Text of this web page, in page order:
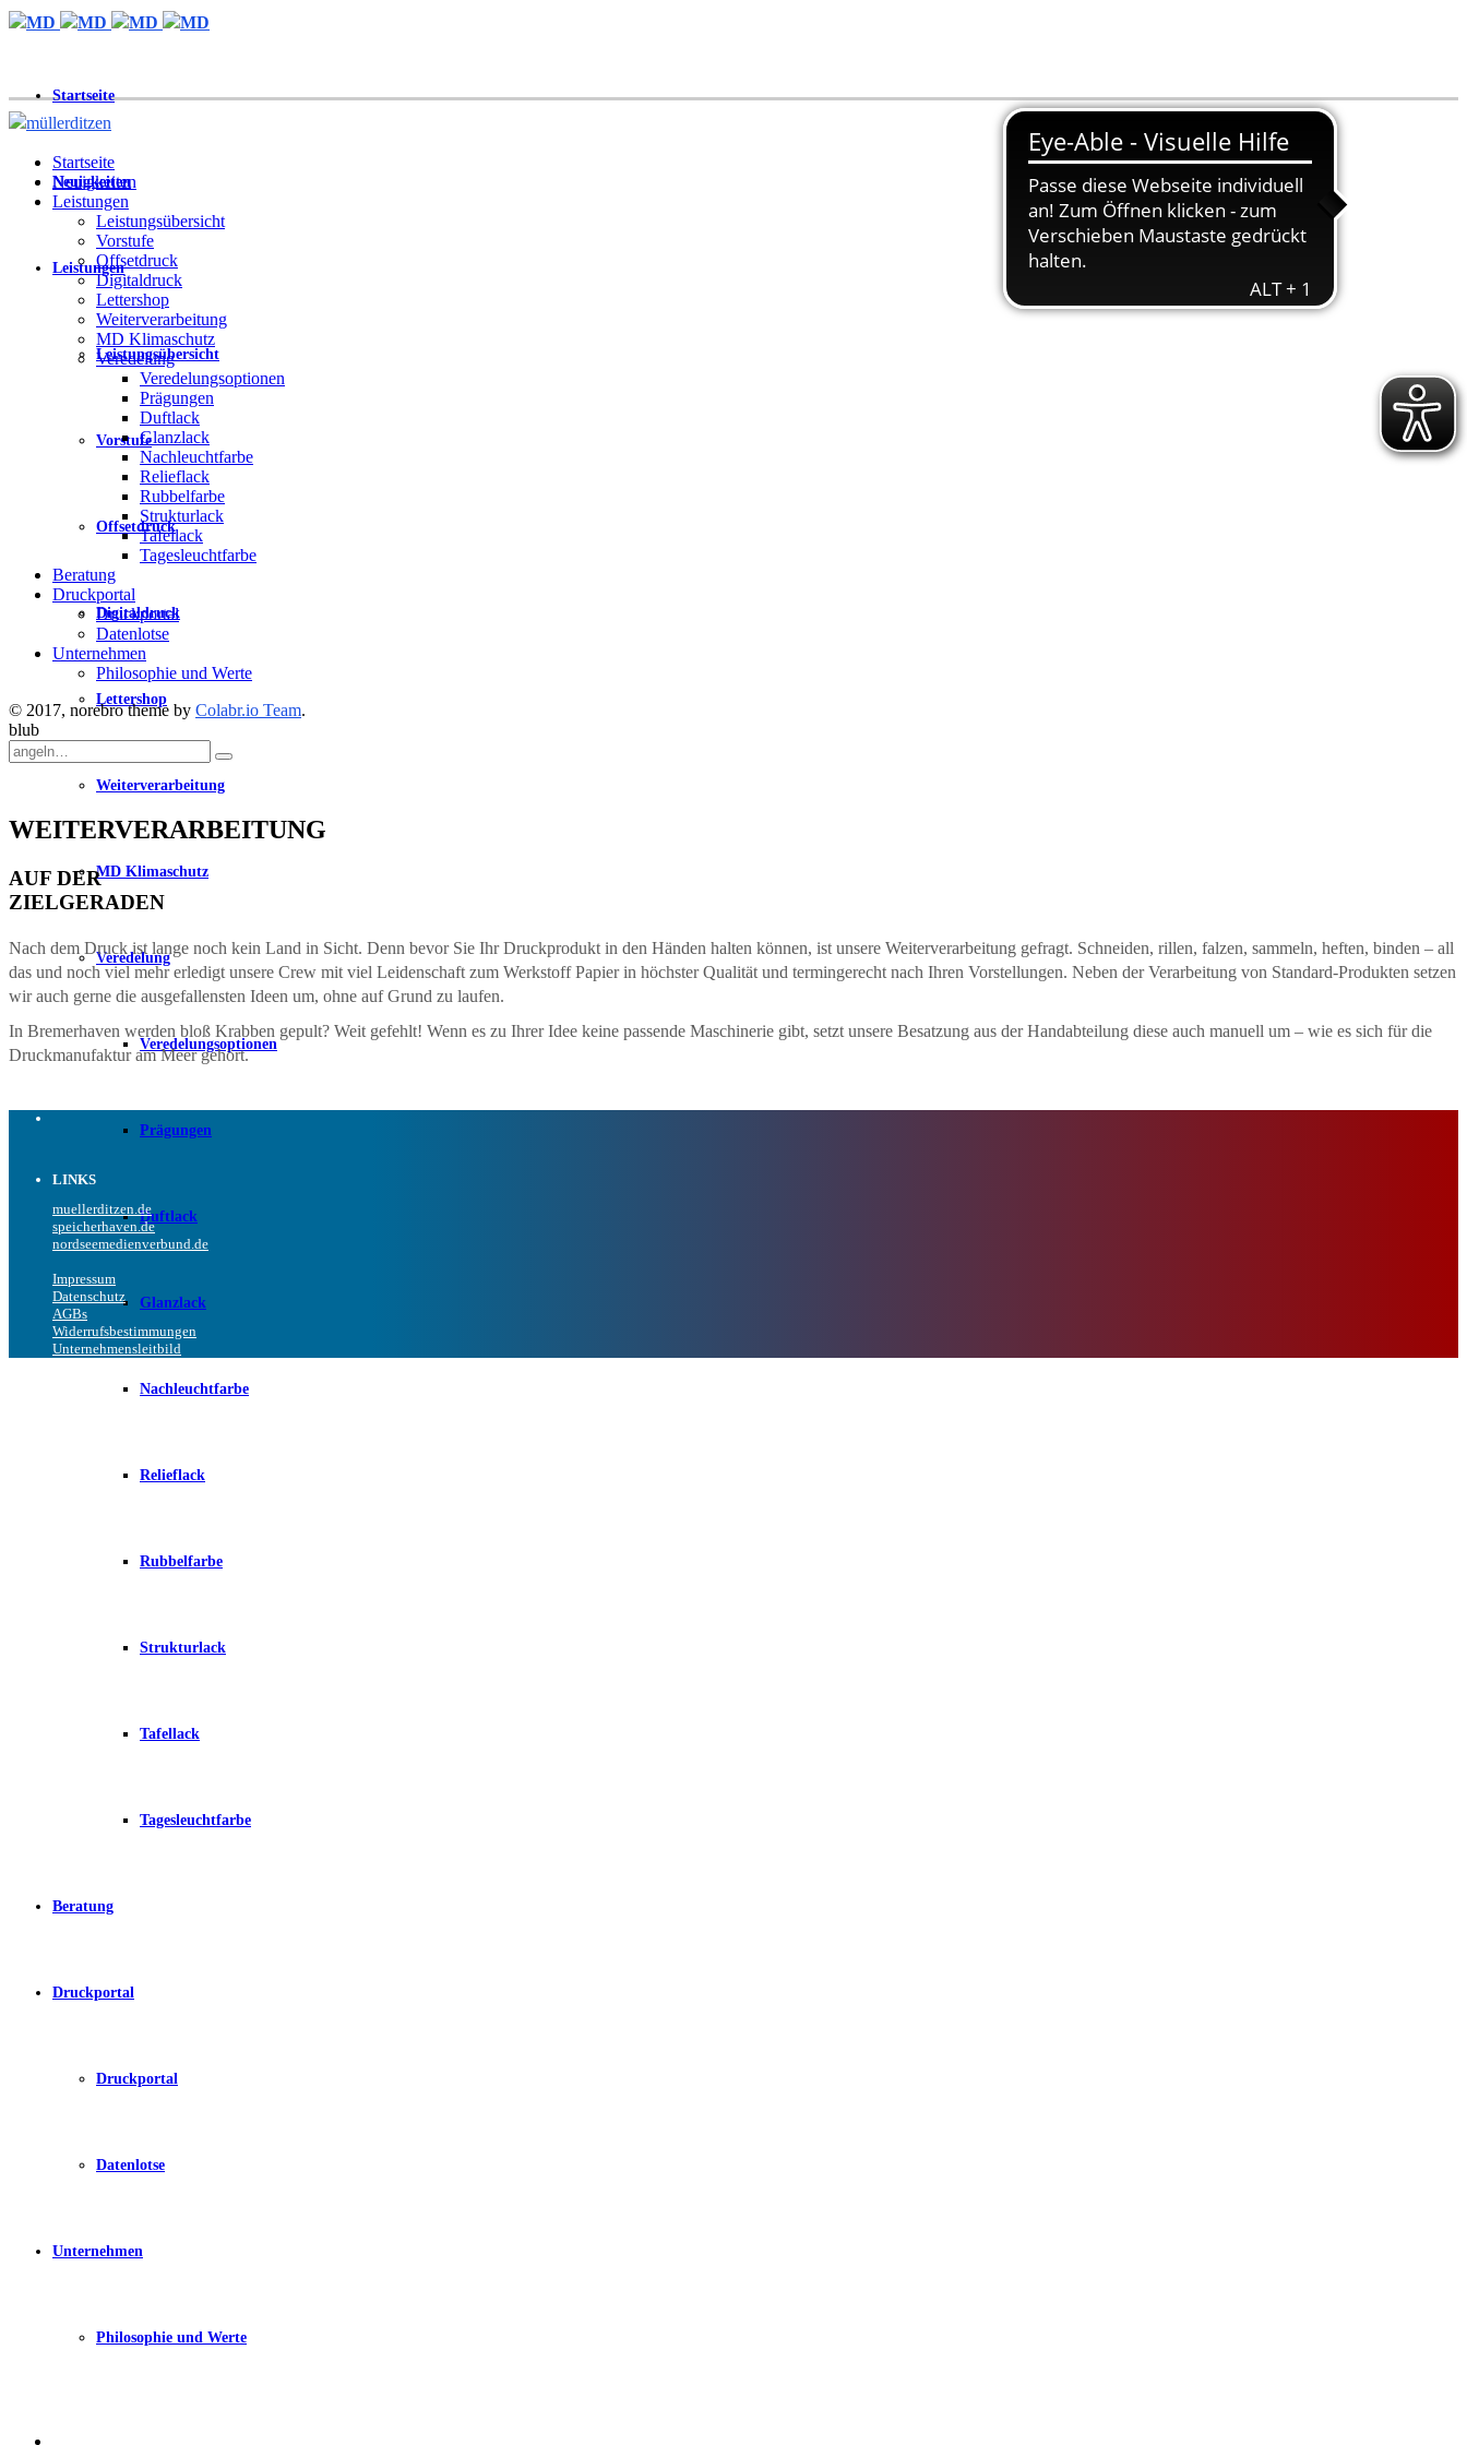
Zum
Startseite
Neuigkeiten
Leistungen
Leistungsübersicht
Vorstufe
Offsetdruck
Digitaldruck
Lettershop
Weiterverarbeitung
MD Klimaschutz
Veredelung
Veredelungsoptionen
Prägungen
Duftlack
Glanzlack
Nachleuchtfarbe
Relieflack
Rubbelfarbe
Strukturlack
Tafellack
Tagesleuchtfarbe
Beratung
Druckportal
Druckportal
Datenlotse
Unternehmen
Philosophie und Werte
Startseite
Neuigkeiten
Leistungen
Leistungsübersicht
Vorstufe
Offsetdruck
Digitaldruck
Lettershop
Weiterverarbeitung
MD Klimaschutz
Veredelung
Veredelungsoptionen
Prägungen
Duftlack
Glanzlack
Nachleuchtfarbe
Relieflack
Rubbelfarbe
Strukturlack
Tafellack
Tagesleuchtfarbe
Beratung
Druckportal
Druckportal
Datenlotse
Unternehmen
Philosophie und Werte
© 2017, norebro theme by Colabr.io Team.
blub
Angeln
nach:
WEITER­­­VERAR­BEITUNG
AUF DER
ZIEL­GERADEN
Nach dem Druck ist lange noch kein Land in Sicht. Denn bevor Sie Ihr Druckprodukt in den Händen halten können, ist unsere Weiterverarbeitung gefragt. Schneiden, rillen, falzen, sammeln, heften, binden – all
das und noch viel mehr erledigt unsere Crew mit viel Leidenschaft zum Werkstoff Papier in höchster Qualität und termingerecht nach Ihren Vorstellungen. Neben der Verarbeitung von Standard-Produkten setzen
wir auch gerne die ausgefallensten Ideen um, ohne auf Grund zu laufen.
In Bremerhaven werden bloß Krabben gepult? Weit gefehlt! Wenn es zu Ihrer Idee keine passende Maschinerie gibt, setzt unsere Besatzung aus der Handabteilung diese auch manuell um – wie es sich für die
Druckmanufaktur am Meer gehört.
LINKS
muellerditzen.de
speicherhaven.de
nordseemedienverbund.de
Impressum
Datenschutz
AGBs
Widerrufsbestimmungen
Unternehmensleitbild